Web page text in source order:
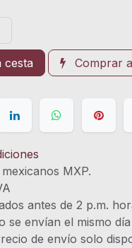
cesta Comprar
MXP.
incluye
antes de 2 p.m.
se envían el mismo
de envío solo